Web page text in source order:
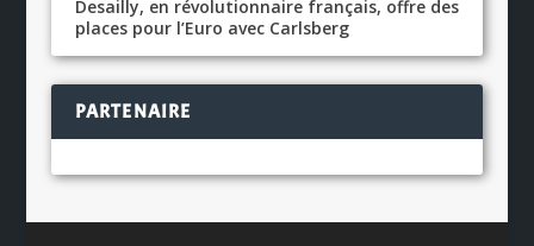
Desailly, en révolutionnaire français, offre des
places pour l’Euro avec Carlsberg
PARTENAIRE